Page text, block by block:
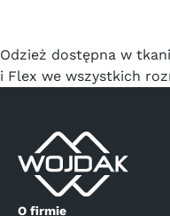
Odzież dostępna w
i Flex we wszystkich
O firmie